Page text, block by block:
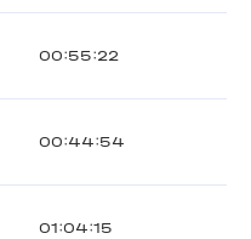
00:55:22
00:44:54
01:04:15